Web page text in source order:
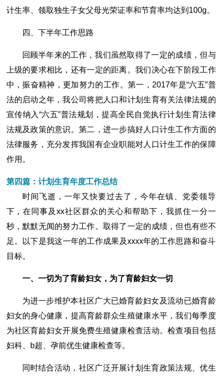
计生率、领取独生子女父母光荣证率和节育率均达到100g。
四、下半年工作思路
回顾半年来的工作，我们虽然取得了一定的成绩，但与
上级的要求相比，还有一定的距离。我们决心在下阶段工作
中，振奋精神，更加努力的工作。第一，2017年是“六五”普
法的启动之年，我公司将把人口和计划生育有关法律法规的
宣传纳入“六五”普法规划，提高全民自觉执行计划生育法律
法规及政策的意识。第二，进一步搞好人口计生工作方面的
法律服务，充分发挥我国有企业职能对人口计生工作的保障
作用。
第四篇：计划生育年度工作总结
时间飞逝，一年又快要过去了，今年在镇、党委领导
下，在同事及xx社区群众的关心和帮助下，我抓住一分一
秒，默默无闻的努力工作。取得了一定的成绩，但也有些不
足。以下是我这一年的工作成果及xxxx年的工作思路和奋斗
目标。
一、一切为了育龄妇女，为了育龄妇女一切
为进一步维护本社区广大已婚育龄妇女及流动已婚育龄
妇女的身心健康，提高育龄群众生殖健康水平，我们每季度
为社区育龄妇女开展免费生殖健康检查活动。检查项目包括
妇科、b超、孕前优生健康检查等。
同时结合活动，社区广泛开展计划生育政策法规、优生